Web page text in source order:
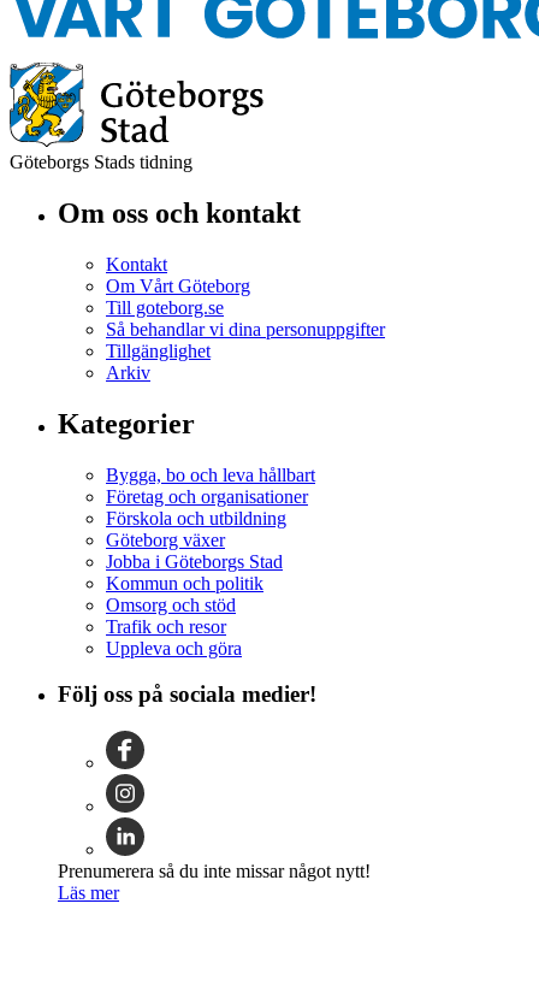
Göteborgs Stads tidning
Om oss och kontakt
Kontakt
Om Vårt Göteborg
Till goteborg.se
Så behandlar vi dina personuppgifter
Tillgänglighet
Arkiv
Kategorier
Bygga, bo och leva hållbart
Företag och organisationer
Förskola och utbildning
Göteborg växer
Jobba i Göteborgs Stad
Kommun och politik
Omsorg och stöd
Trafik och resor
Uppleva och göra
Följ oss på sociala medier!
Prenumerera så du inte missar något nytt!
Läs mer